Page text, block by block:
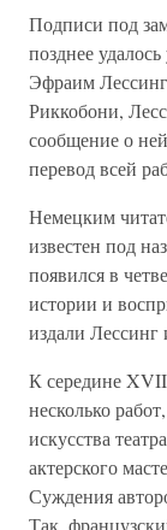
Подписи под
позднее
Эфраим
Риккобони,
сообщение о
перевод всей
Немецким
известен под
появился в
истории и
издали
К середине
несколько
искусства
актерского
Суждения
Так,